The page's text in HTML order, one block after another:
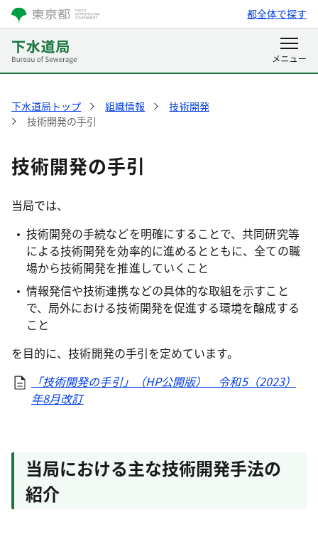
都全体で探す
下水道局トップ 組織情報
技術開発
技術開発の手引
技術開発の手引
当局では、
技術開発の手続などを明確にすることで、共同研究等
による技術開発を効率的に進めるとともに、全ての職
場から技術開発を推進していくこと
情報発信や技術連携などの具体的な取組を示すこと
で、局外における技術開発を促進する環境を醸成する
こと
を目的に、技術開発の手引を定めています。
「技術開発の手引」（HP公開版） 令和5（2023）
年8月改訂
当局における主な技術開発手法の
紹介